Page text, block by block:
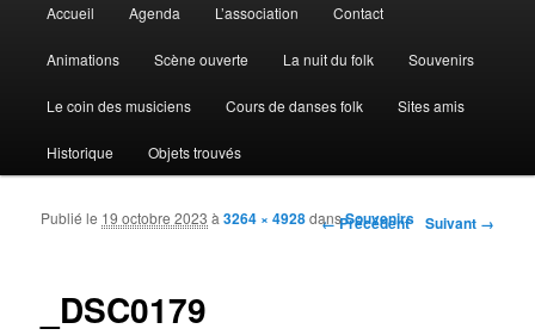
Aller au contenu principal
Aller au contenu secondaire
Accueil Agenda L’association Contact
Animations Scène ouverte La nuit du folk Souvenirs
Le coin des musiciens Cours de danses folk Sites amis
Historique Objets trouvés
Navigation des images
← Précédent Suivant →
_DSC0179
Publié le 19 octobre 2023 à3264 × 4928dansSouvenirs